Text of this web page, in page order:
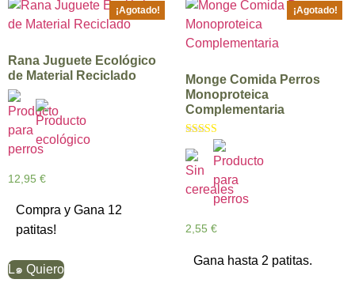
¡Agotado!
Rana Juguete Ecológico
de Material Reciclado
12,95 €
Compra y Gana 12
patitas!
L๑ Quiero
¡Agotado!
Monge Comida Perros
Monoproteica
Complementaria
Valorado con
5.00
de 5
2,55 €
Gana hasta 2 patitas.